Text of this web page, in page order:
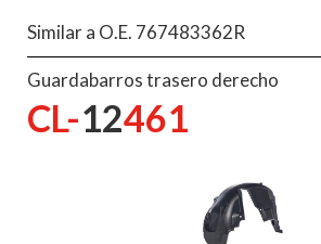
Similar a O.E. 767483362R
Guardabarros trasero derecho
CL-12461